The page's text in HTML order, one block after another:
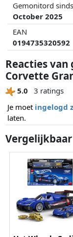
Gemonitord sinds
October 2025
EAN
0194735320592
Reacties
Corvette
5.0
3 ratings
Je moet ingelogd
laten.